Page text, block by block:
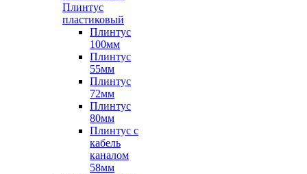
Плинтус
пластиковый
Плинтус
100мм
Плинтус
55мм
Плинтус
72мм
Плинтус
80мм
Плинтус с
кабель
каналом
58мм